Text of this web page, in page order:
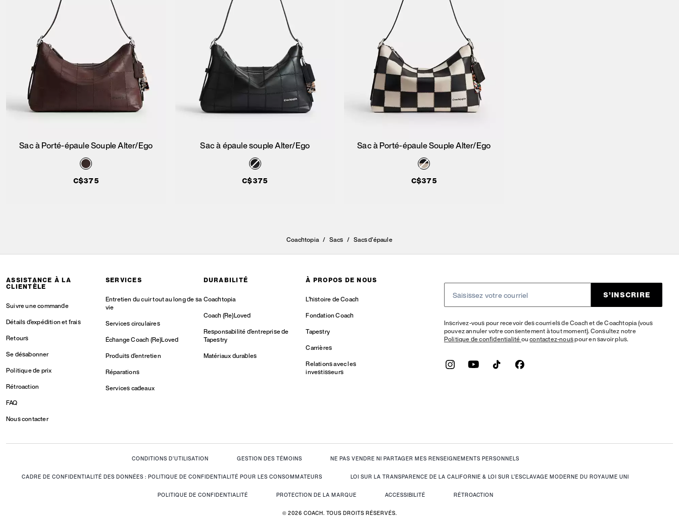
Ajouter au panier
Sac à Porté-épaule Souple Alter/Ego
C$375
Ajouter au panier
Sac à épaule souple Alter/Ego
C$375
Ajouter au panier
Sac à Porté-épaule Souple Alter/Ego
C$375
Coachtopia / Sacs / Sacs d'épaule
ASSISTANCE À LA
CLIENTÈLE
Suivre une commande
Détails d’expédition et frais
Retours
Se désabonner
Politique de prix
Rétroaction
FAQ
Nous contacter
SERVICES
Entretien du cuir tout au long de sa
vie
Services circulaires
Échange Coach (Re)Loved
Produits d’entretien
Réparations
Services cadeaux
DURABILITÉ
Coachtopia
Coach (Re)Loved
Responsabilité d’entreprise de
Tapestry
Matériaux durables
À PROPOS DE NOUS
L’histoire de Coach
Fondation Coach
Tapestry
Carrières
Relations avec les
investisseurs
S’INSCRIRE
Inscrivez-vous pour recevoir des courriels de Coach et de Coachtopia (vous
pouvez annuler votre consentement à tout moment). Consultez notre
Politique de confidentialitéoucontactez-nouspour en savoir plus.
CONDITIONS D’UTILISATION GESTION DES TÉMOINS NE PAS VENDRE NI PARTAGER MES RENSEIGNEMENTS PERSONNELS
CADRE DE CONFIDENTIALITÉ DES DONNÉES : POLITIQUE DE CONFIDENTIALITÉ POUR LES CONSOMMATEURS LOI SUR LA TRANSPARENCE DE LA CALIFORNIE & LOI SUR L’ESCLAVAGE MODERNE DU ROYAUME UNI
POLITIQUE DE CONFIDENTIALITÉ PROTECTION DE LA MARQUE ACCESSIBILITÉ RÉTROACTION
© 2026 COACH. TOUS DROITS RÉSERVÉS.